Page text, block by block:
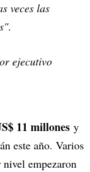
veces las
ejecutivo
11 millones y
este año. Varios
empezaron